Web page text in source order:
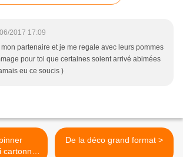
2017 17:09
partenaire et je me regale avec leurs pommes
pour toi que certaines soient arrivé abimées
eu ce soucis )
De la déco grand format >